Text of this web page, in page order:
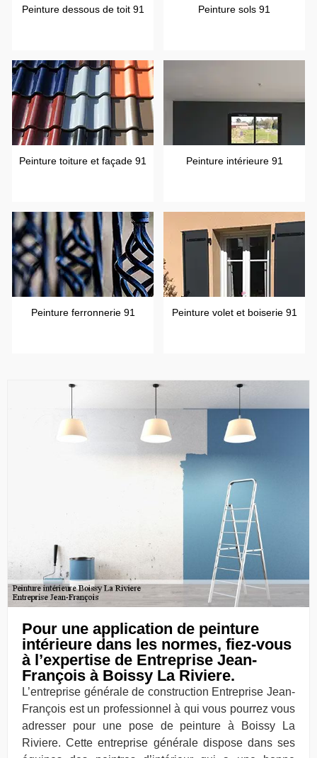
Peinture dessous de toit 91 Peinture sols 91
Peinture toiture et façade 91 Peinture intérieure 91
Peinture ferronnerie 91 Peinture volet et boiserie 91
Pour une application de peinture
intérieure dans les normes, fiez-vous
à l’expertise de Entreprise Jean-
François à Boissy La Riviere.
L’entreprise générale de construction Entreprise Jean-
François est un professionnel à qui vous pourrez vous
adresser pour une pose de peinture à Boissy La
Riviere. Cette entreprise générale dispose dans ses